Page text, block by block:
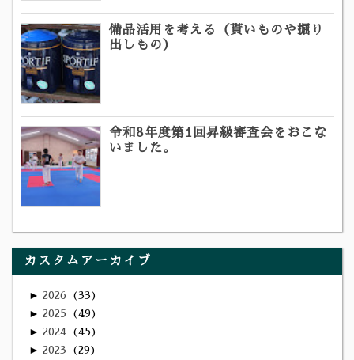
備品活用を考える（貰いものや掘り
出しもの）
令和8年度第1回昇級審査会をおこな
いました。
カスタムアーカイブ
► 2026 33
► 2025 49
► 2024 45
► 2023 29